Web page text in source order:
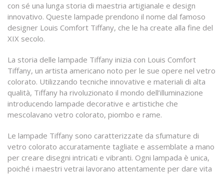
con sé una lunga storia di maestria artigianale e design
innovativo. Queste lampade prendono il nome dal famoso
designer Louis Comfort Tiffany, che le ha create alla fine del
XIX secolo.
La storia delle lampade Tiffany inizia con Louis Comfort
Tiffany, un artista americano noto per le sue opere nel vetro
colorato. Utilizzando tecniche innovative e materiali di alta
qualità, Tiffany ha rivoluzionato il mondo dell’illuminazione
introducendo lampade decorative e artistiche che
mescolavano vetro colorato, piombo e rame.
Le lampade Tiffany sono caratterizzate da sfumature di
vetro colorato accuratamente tagliate e assemblate a mano
per creare disegni intricati e vibranti. Ogni lampada è unica,
poiché i maestri vetrai lavorano attentamente per dare vita